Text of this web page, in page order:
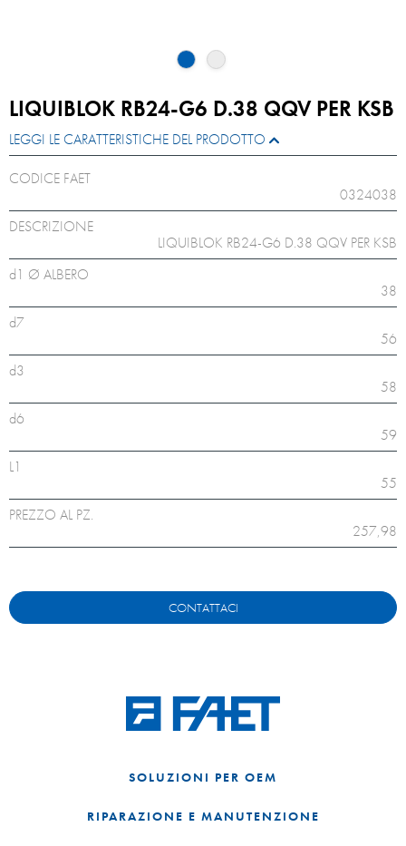
LIQUIBLOK RB24-G6 D.38 QQV PER KSB
LEGGI LE CARATTERISTICHE DEL PRODOTTO
CODICE FAET
0324038
DESCRIZIONE
LIQUIBLOK RB24-G6 D.38 QQV PER KSB
d1 Ø ALBERO
38
d7
56
d3
58
d6
59
L1
55
PREZZO AL PZ.
257,98
CONTATTACI
SOLUZIONI PER OEM
RIPARAZIONE E MANUTENZIONE